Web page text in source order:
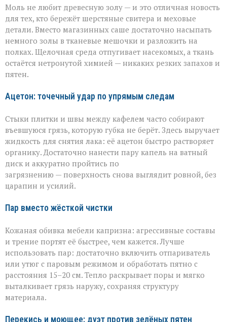
Моль не любит древесную золу — и это отличная новость
для тех, кто бережёт шерстяные свитера и меховые
детали. Вместо магазинных саше достаточно насыпать
немного золы в тканевые мешочки и разложить на
полках. Щелочная среда отпугивает насекомых, а ткань
остаётся нетронутой химией — никаких резких запахов и
пятен.
Ацетон: точечный удар по упрямым следам
Стыки плитки и швы между кафелем часто собирают
въевшуюся грязь, которую губка не берёт. Здесь выручает
жидкость для снятия лака: её ацетон быстро растворяет
органику. Достаточно нанести пару капель на ватный
диск и аккуратно пройтись по
загрязнению — поверхность снова выглядит ровной, без
царапин и усилий.
Пар вместо жёсткой чистки
Кожаная обивка мебели капризна: агрессивные составы
и трение портят её быстрее, чем кажется. Лучше
использовать пар: достаточно включить отпариватель
или утюг с паровым режимом и обработать пятно с
расстояния 15–20 см. Тепло раскрывает поры и мягко
выталкивает грязь наружу, сохраняя структуру
материала.
Перекись и моющее: дуэт против зелёных пятен